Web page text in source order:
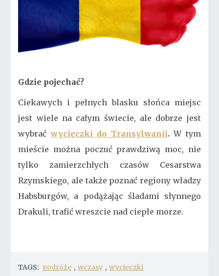
Gdzie pojechać?
Ciekawych i pełnych blasku słońca miejsc
jest wiele na całym świecie, ale dobrze jest
wybraćwycieczki do Transylwanii.W tym
mieście można poczuć prawdziwą moc, nie
tylko zamierzchłych czasów Cesarstwa
Rzymskiego, ale także poznać regiony władzy
Habsburgów, a podążając śladami słynnego
Drakuli, trafić wreszcie nad ciepłe morze.
TAGS: podróże , wczasy , wycieczki